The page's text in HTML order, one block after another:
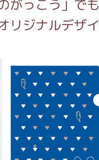
がっこう」で
リジナルデザ